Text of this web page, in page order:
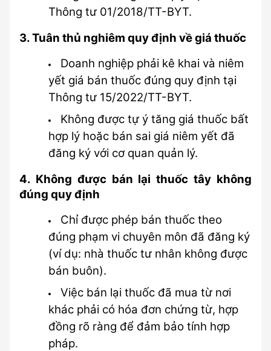
Thông tư 01/2018/TT-BYT.
3. Tuân thủ nghiêm quy định về giá thuốc
Doanh nghiệp phải kê khai và niêm
yết giá bán thuốc đúng quy định tại
Thông tư 15/2022/TT-BYT.
Không được tự ý tăng giá thuốc bất
hợp lý hoặc bán sai giá niêm yết đã
đăng ký với cơ quan quản lý.
4. Không được bán lại thuốc tây không
đúng quy định
Chỉ được phép bán thuốc theo
đúng phạm vi chuyên môn đã đăng ký
(ví dụ: nhà thuốc tư nhân không được
bán buôn).
Việc bán lại thuốc đã mua từ nơi
khác phải có hóa đơn chứng từ, hợp
đồng rõ ràng để đảm bảo tính hợp
pháp.